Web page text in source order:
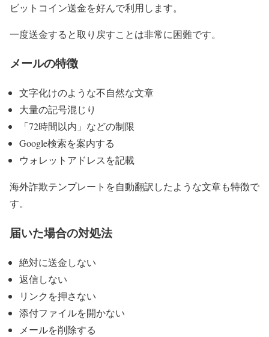
ビットコイン送金を好んで利用します。
一度送金すると取り戻すことは非常に困難です。
メールの特徴
文字化けのような不自然な文章
大量の記号混じり
「72時間以内」などの制限
Google検索を案内する
ウォレットアドレスを記載
海外詐欺テンプレートを自動翻訳したような文章も特徴で
す。
届いた場合の対処法
絶対に送金しない
返信しない
リンクを押さない
添付ファイルを開かない
メールを削除する